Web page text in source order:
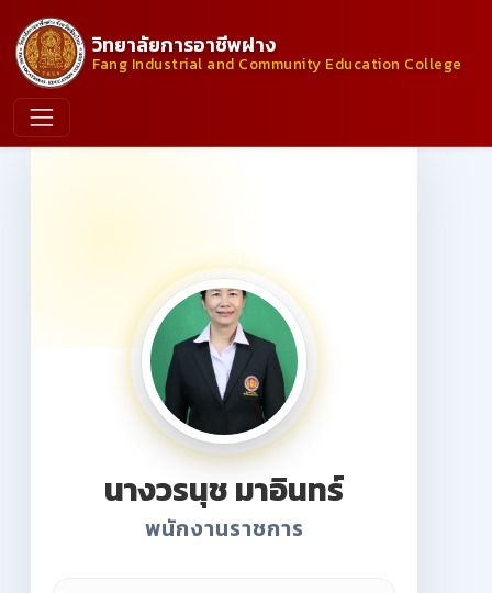
วิทยาลัยการอาชีพฝาง
Fang Industrial and Community Education College
นางวรนุช มาอินทร์
พนักงานราชการ